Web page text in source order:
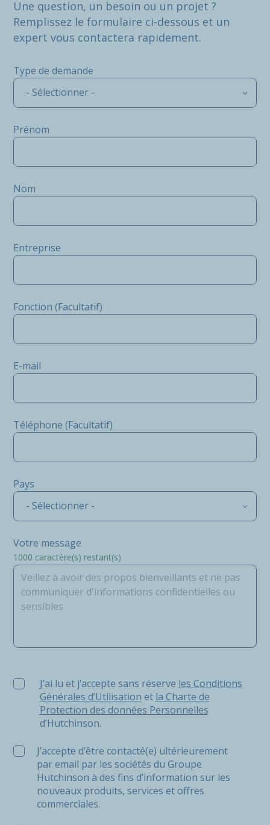
Une question, un besoin ou un projet ?
Remplissez le formulaire ci-dessous et un
expert vous contactera rapidement.
Type de demande
- Sélectionner -
Prénom
Nom
Entreprise
Fonction (Facultatif)
E-mail
Téléphone (Facultatif)
Pays
- Sélectionner -
Votre message
1000 caractère(s) restant(s)
J’ai lu et j’accepte sans réserve les Conditions
J’ai lu et j’accepte sans réserve les Conditions
Générales d’Utilisation et la Charte de
Protection des données Personnelles
d’Hutchinson.
J’accepte d’être contacté(e) ultérieurement
par email par les sociétés du Groupe
Hutchinson à des fins d’information sur les
nouveaux produits, services et offres
commerciales.